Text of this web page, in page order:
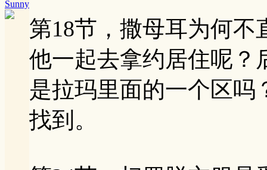
Sunny
第18节，撒母耳为何
他一起去拿约居住呢？
是拉玛里面的一个区吗
找到。